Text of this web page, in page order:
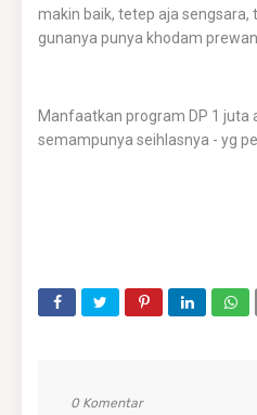
makin baik, tetep aja sengsara,
gunanya punya khodam
Manfaatkan program DP 1 juta
semampunya seihlasnya - yg
0 Komentar